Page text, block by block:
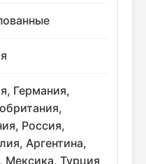
Германия,
Россия,
Аргентина,
Мексика, Турция